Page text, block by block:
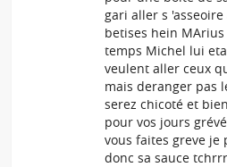
gari aller s
betises hein
temps Michel lui
veulent aller ceux
mais deranger pas
serez chicoté et
pour vos jours
vous faites greve je
donc sa sauce